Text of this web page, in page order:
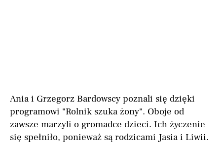
Ania i Grzegorz Bardowscy poznali się dzięki
programowi "Rolnik szuka żony". Oboje od
zawsze marzyli o gromadce dzieci. Ich życzenie
się spełniło, ponieważ są rodzicami Jasia i Liwii.